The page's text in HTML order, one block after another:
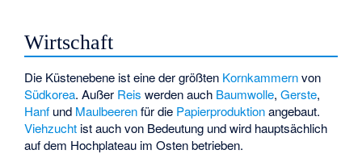
Wirtschaft
Die Küstenebene ist eine der größten Kornkammernvon
Südkorea. Außer Reis werden auch Baumwolle,Gerste,
Hanf und Maulbeerenfür die Papierproduktionangebaut.
Viehzucht ist auch von Bedeutung und wird hauptsächlich
auf dem Hochplateau im Osten betrieben.